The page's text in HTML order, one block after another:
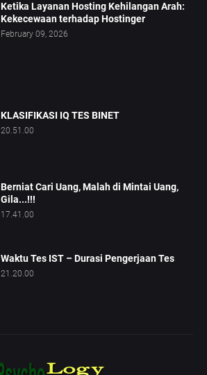
Ketika Layanan Hosting Kehilangan Arah:
Kekecewaan terhadap Hostinger
February 09, 2026
KLASIFIKASI IQ TES BINET
20.51.00
Berniat Cari Uang, Malah di Mintai Uang,
Gila...!!!
17.41.00
Waktu Tes IST – Durasi Pengerjaan Tes
21.20.00